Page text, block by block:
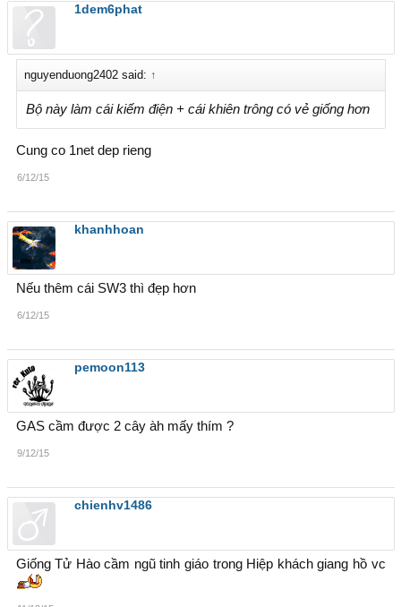
1dem6phat
nguyenduong2402 said: ↑
Bộ này làm cái kiếm điện + cái khiên trông có vẻ giống hơn
Cung co 1net dep rieng
6/12/15
khanhhoan
Nếu thêm cái SW3 thì đẹp hơn
6/12/15
pemoon113
GAS cầm được 2 cây àh mấy thím ?
9/12/15
chienhv1486
Giống Tử Hào cầm ngũ tinh giáo trong Hiệp khách giang hồ vc